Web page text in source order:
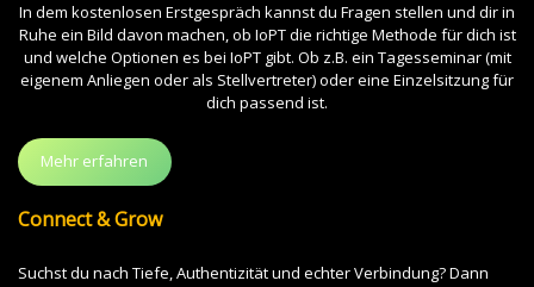
In dem kostenlosen Erstgespräch kannst du Fragen stellen und dir in
Ruhe ein Bild davon machen, ob IoPT die richtige Methode für dich ist
und welche Optionen es bei IoPT gibt. Ob z.B. ein Tagesseminar (mit
eigenem Anliegen oder als Stellvertreter) oder eine Einzelsitzung für
dich passend ist.
Mehr erfahren
Connect & Grow
Suchst du nach Tiefe, Authentizität und echter Verbindung? Dann